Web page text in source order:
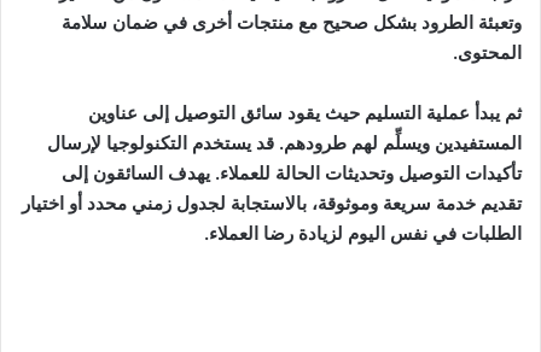
وتعبئة الطرود بشكل صحيح مع منتجات أخرى في ضمان سلامة
المحتوى.
ثم يبدأ عملية التسليم حيث يقود سائق التوصيل إلى عناوين
المستفيدين ويسلِّم لهم طرودهم. قد يستخدم التكنولوجيا لإرسال
تأكيدات التوصيل وتحديثات الحالة للعملاء. يهدف السائقون إلى
تقديم خدمة سريعة وموثوقة، بالاستجابة لجدول زمني محدد أو اختيار
الطلبات في نفس اليوم لزيادة رضا العملاء.